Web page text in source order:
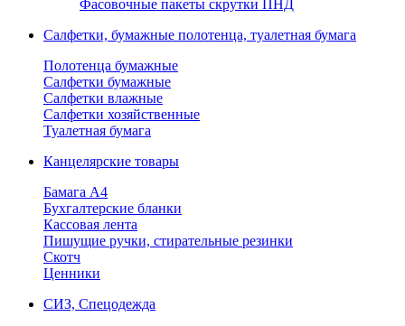
Фасовочные пакеты скрутки ПНД
Салфетки, бумажные полотенца, туалетная бумага
Полотенца бумажные
Салфетки бумажные
Салфетки влажные
Салфетки хозяйственные
Туалетная бумага
Канцелярские товары
Бамага А4
Бухгалтерские бланки
Кассовая лента
Пишущие ручки, стирательные резинки
Скотч
Ценники
СИЗ, Спецодежда